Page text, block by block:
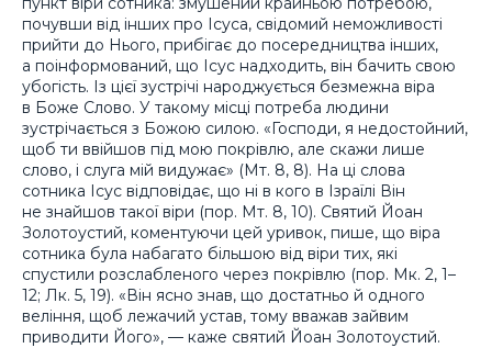
почувши від інших про Ісуса, свідомий неможливості
прийти до Нього, прибігає до посередництва інших,
а поінформований, що Ісус надходить, він бачить свою
убогість. Із цієї зустрічі народжується безмежна віра
в Боже Слово. У такому місці потреба людини
зустрічається з Божою силою. «Господи, я недостойний,
щоб ти ввійшов під мою покрівлю, але скажи лише
слово, і слуга мій видужає» (Мт. 8, 8). На ці слова
сотника Ісус відповідає, що ні в кого в Ізраїлі Він
не знайшов такої віри (пор. Мт. 8, 10). Святий Йоан
Золотоустий, коментуючи цей уривок, пише, що віра
сотника була набагато більшою від віри тих, які
спустили розслабленого через покрівлю (пор. Мк. 2, 1–
12; Лк. 5, 19). «Він ясно знав, що достатньо й одного
веління, щоб лежачий устав, тому вважав зайвим
приводити Його», — каже святий Йоан Золотоустий.